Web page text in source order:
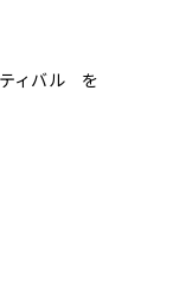
ィバル を